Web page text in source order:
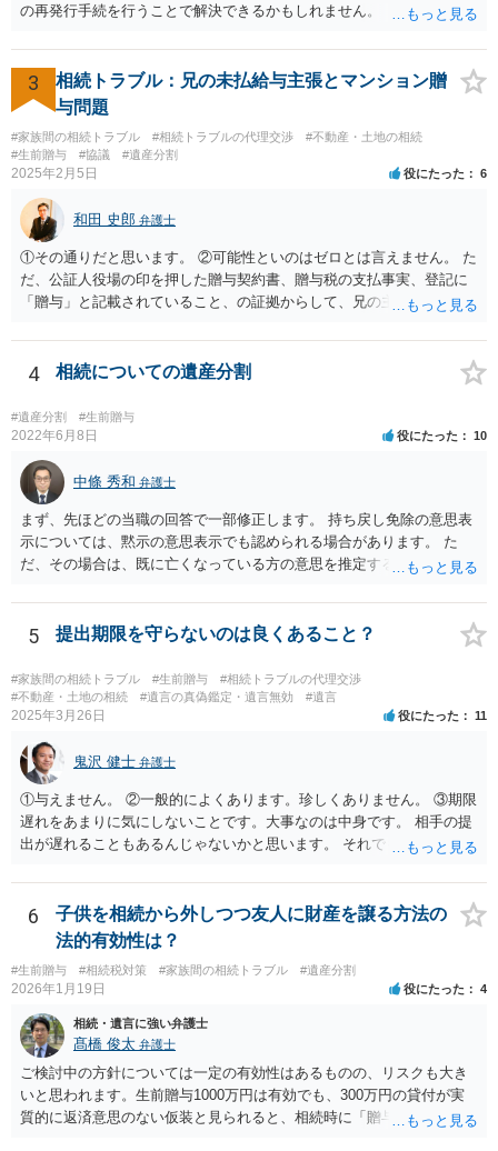
の再発行手続を行うことで解決できるかもしれません。
3
相続トラブル：兄の未払給与主張とマンション贈
与問題
#家族間の相続トラブル #相続トラブルの代理交渉
#不動産・土地の相続
#生前贈与
#協議 #遺産分割
2025年2月5日 役にたった 6
和田 史郎 弁護士
①その通りだと思います。 ②可能性といのはゼロとは言えません。 た
だ、公証人役場の印を押した贈与契約書、贈与税の支払事実、登記に
「贈与」と記載されていること、の証拠からして、兄の主張は通らな
わなければ、遺産分割調停を申し立てて進めるのがベターのような気
がしますね。
4 相続についての遺産分割
#遺産分割 #生前贈与
2022年6月8日 役にたった 10
中條 秀和 弁護士
まず、先ほどの当職の回答で一部修正します。 持ち戻し免除の意思表
示については、黙示の意思表示でも認められる場合があります。 た
だ、その場合は、既に亡くなっている方の意思を推定することになり
持ち戻し免除の意思表示は書面で明確にしておいていただくべきとい
う結論は変わりません。 誤解を与えるような回答でした。失礼しまし
た。 文言については、「〇〇に対する生前贈与による特別受益の持ち
戻しをすべて免除する」というのがオーソドックスなものですが、ご
心配ならば、弁護士のところに行って、特別受益となりそうな贈与に
ついて説明した上で、適切な文言についてご相談してみてはいかがで
しょうか。
5 提出期限を守らないのは良くあること？
#家族間の相続トラブル #生前贈与
#相続トラブルの代理交渉
#不動産・土地の相続
#遺言の真偽鑑定・遺言無効 #遺言
2025年3月26日 役にたった 11
鬼沢 健士 弁護士
①与えません。 ②一般的によくあります。珍しくありません。 ③期限
遅れをあまりに気にしないことです。大事なのは中身です。 相手の提
出が遅れることもあるんじゃないかと思います。 それでもあなた有利
6
子供を相続から外しつつ友人に財産を譲る方法の
法的有効性は？
#生前贈与 #相続税対策 #家族間の相続トラブル #遺産分割
2026年1月19日 役にたった 4
相続・遺言に強い弁護士
髙橋 俊太 弁護士
ご検討中の方針については一定の有効性はあるものの、リスクも大き
いと思われます。生前贈与1000万円は有効でも、300万円の貸付が実
質的に返済意思のない仮装と見られると、相続時に「贈与」と評価さ